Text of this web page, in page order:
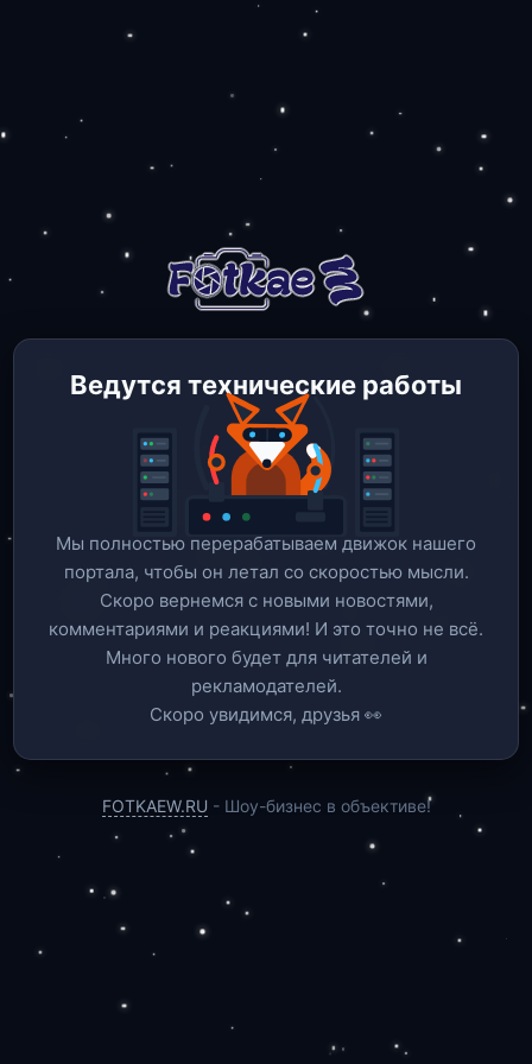
Ведутся технические работы
Мы полностью перерабатываем движок нашего
портала, чтобы он летал со скоростью мысли.
Скоро вернемся c новыми новостями,
комментариями и реакциями! И это точно не всё.
Много нового будет для читателей и
рекламодателей.
Скоро увидимся, друзья 👀
FOTKAEW.RU - Шоу-бизнес в объективе!